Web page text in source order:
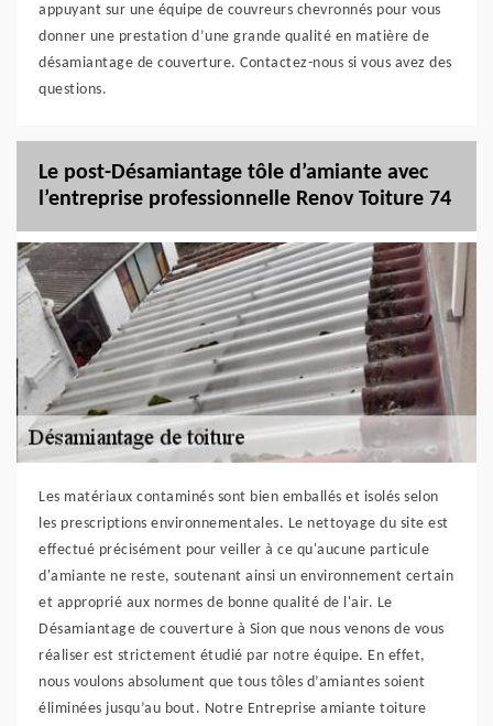
appuyant sur une équipe de couvreurs chevronnés pour vous
donner une prestation d’une grande qualité en matière de
désamiantage de couverture. Contactez-nous si vous avez des
questions.
Le post-Désamiantage tôle d’amiante avec
l’entreprise professionnelle Renov Toiture 74
Les matériaux contaminés sont bien emballés et isolés selon
les prescriptions environnementales. Le nettoyage du site est
effectué précisément pour veiller à ce qu'aucune particule
d'amiante ne reste, soutenant ainsi un environnement certain
et approprié aux normes de bonne qualité de l'air. Le
Désamiantage de couverture à Sion que nous venons de vous
réaliser est strictement étudié par notre équipe. En effet,
nous voulons absolument que tous tôles d’amiantes soient
éliminées jusqu’au bout. Notre Entreprise amiante toiture